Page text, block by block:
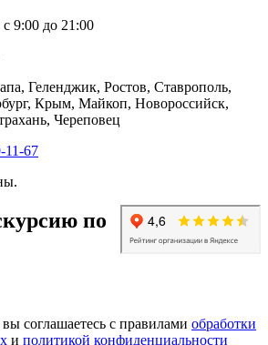
9:00 до 21:00
Геленджик, Ростов, Ставрополь,
Крым, Майкоп, Новороссийск,
Череповец
11-67
по
соглашаетесь с правилами обработки
и политикой конфиденциальности